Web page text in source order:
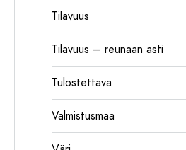
Tilavuus
Tilavuus – reunaan asti
Tulostettava
Valmistusmaa